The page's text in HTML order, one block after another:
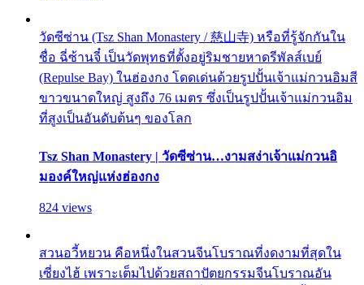
วัดซีซ่าน (Tsz Shan Monastery / 慈山寺) หรือที่รู้จักกันใน
ชื่อ ฉี่ซ้านจี๋ เป็นวัดพุทธที่ตั้งอยู่ริมชายหาดรีพัลส์เบย์
(Repulse Bay) ในฮ่องกง โดดเด่นด้วยรูปปั้นเจ้าแม่กวนอิมสี
ขาวขนาดใหญ่ สูงถึง 76 เมตร ซึ่งเป็นรูปปั้นเจ้าแม่กวนอิม
ที่สูงเป็นอันดับต้นๆ ของโลก
Tsz Shan Monastery | วัดซีซ่าน…งามสง่าเจ้าแม่กวนอิ
มองค์ใหญ่แห่งฮ่องกง
824 views
สวนอวี้หยวน คือหนึ่งในสวนจีนโบราณที่งดงามที่สุดใน
เซี่ยงไฮ้ เพราะเต็มไปด้วยสถาปัตยกรรมจีนโบราณอัน